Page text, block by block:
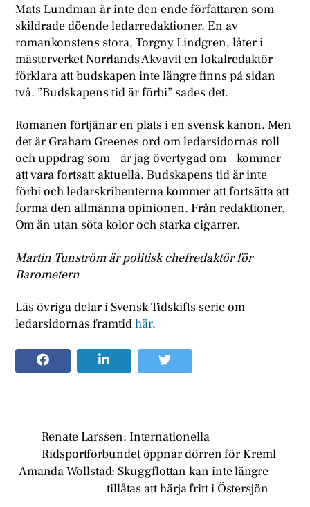
Mats Lundman är inte den ende författaren som
skildrade döende ledarredaktioner. En av
romankonstens stora, Torgny Lindgren, låter i
mästerverket Norrlands Akvavit en lokalredaktör
förklara att budskapen inte längre finns på sidan
två. ”Budskapens tid är förbi” sades det.
Romanen förtjänar en plats i en svensk kanon. Men
det är Graham Greenes ord om ledarsidornas roll
och uppdrag som – är jag övertygad om – kommer
att vara fortsatt aktuella. Budskapens tid är inte
förbi och ledarskribenterna kommer att fortsätta att
forma den allmänna opinionen. Från redaktioner.
Om än utan söta kolor och starka cigarrer.
Martin Tunström är politisk chefredaktör för
Barometern
Läs övriga delar i Svensk Tidskifts serie om
ledarsidornas framtidhär.
Renate Larssen: Internationella
Ridsportförbundet öppnar dörren för Kreml
Amanda Wollstad: Skuggflottan kan inte längre
tillåtas att härja fritt i Östersjön